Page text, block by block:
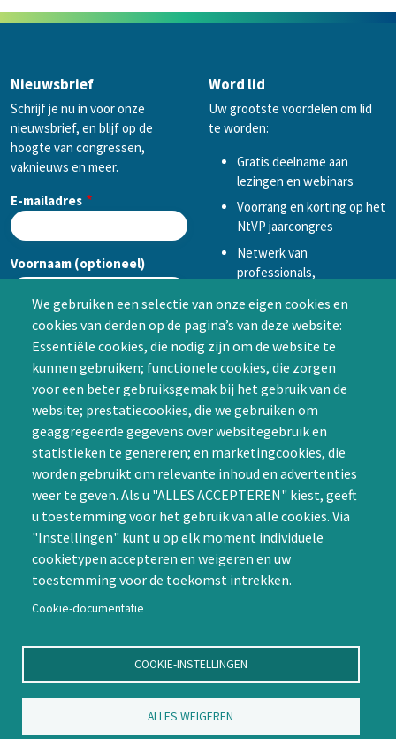
We gebruiken een selectie van onze eigen cookies en
cookies van derden op de pagina’s van deze website:
Essentiële cookies, die nodig zijn om de website te
kunnen gebruiken; functionele cookies, die zorgen
voor een beter gebruiksgemak bij het gebruik van de
website; prestatiecookies, die we gebruiken om
geaggregeerde gegevens over websitegebruik en
statistieken te genereren; en marketingcookies, die
worden gebruikt om relevante inhoud en advertenties
weer te geven. Als u "ALLES ACCEPTEREN" kiest, geeft
u toestemming voor het gebruik van alle cookies. Via
"Instellingen" kunt u op elk moment individuele
cookietypen accepteren en weigeren en uw
toestemming voor de toekomst intrekken.
Cookie-documentatie
COOKIE-INSTELLINGEN
ALLES WEIGEREN
Nieuwsbrief
Schrijf je nu in voor onze
nieuwsbrief, en blijf op de
hoogte van congressen,
vaknieuws en meer.
E-mailadres
Voornaam (optioneel)
Achternaam (optioneel)
CAPTCHA
Word lid
Uw grootste voordelen om lid
te worden:
Gratis deelname aan
lezingen en webinars
Voorrang en korting op het
NtVP jaarcongres
Netwerk van
professionals,
samenwerken in een van
de Special Interest
Groepen (SIG’s) of zelf een
SIG initiëren
Word lid
Contact
Nienoord 5, 1112 XE Diemen
info@ntvp.nl
SNSBNL2A te Utrecht
Volg ons op LinkedIn